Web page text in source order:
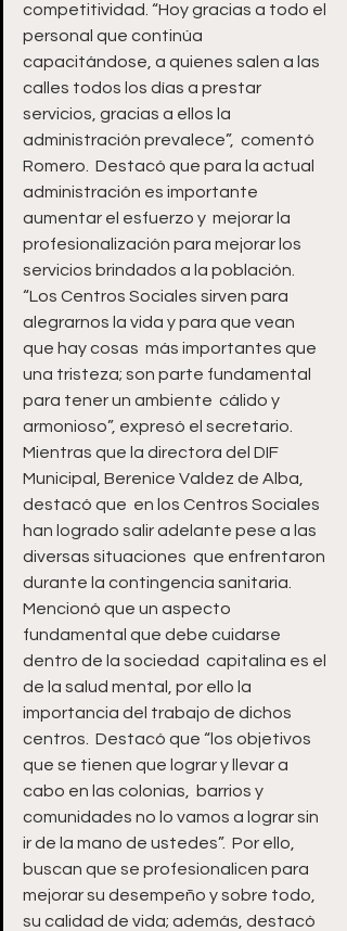
competitividad. “Hoy gracias a todo el
personal que continúa
capacitándose, a quienes salen a las
calles todos los días a prestar
servicios, gracias a ellos la
administración prevalece”,  comentó
Romero.  Destacó que para la actual
administración es importante
aumentar el esfuerzo y  mejorar la
profesionalización para mejorar los
servicios brindados a la población.
“Los Centros Sociales sirven para
alegrarnos la vida y para que vean
que hay cosas  más importantes que
una tristeza; son parte fundamental
para tener un ambiente  cálido y
armonioso”, expresó el secretario.
Mientras que la directora del DIF
Municipal, Berenice Valdez de Alba,
destacó que  en los Centros Sociales
han logrado salir adelante pese a las
diversas situaciones  que enfrentaron
durante la contingencia sanitaria.
Mencionó que un aspecto
fundamental que debe cuidarse
dentro de la sociedad  capitalina es el
de la salud mental, por ello la
importancia del trabajo de dichos
centros.  Destacó que “los objetivos
que se tienen que lograr y llevar a
cabo en las colonias,  barrios y
comunidades no lo vamos a lograr sin
ir de la mano de ustedes”.  Por ello,
buscan que se profesionalicen para
mejorar su desempeño y sobre todo,
su calidad de vida; además, destacó